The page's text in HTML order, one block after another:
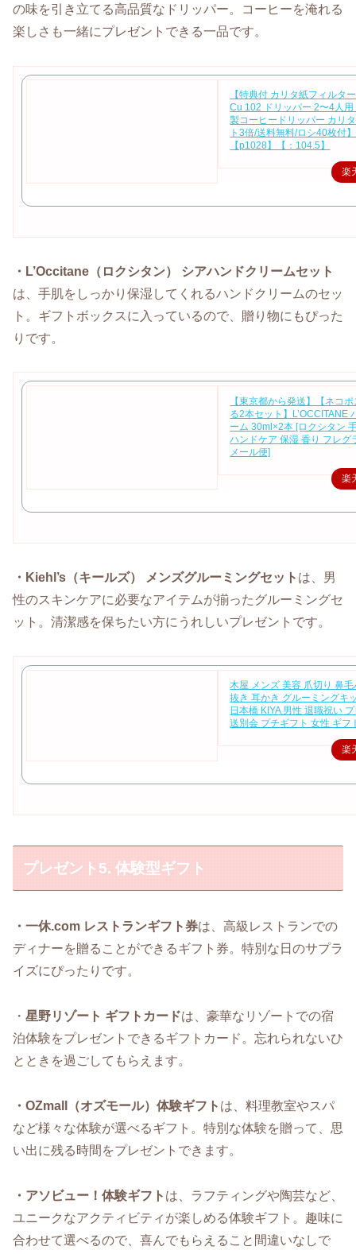
の味を引き立てる高品質なドリッパー。コーヒーを淹れる
楽しさも一緒にプレゼントできる一品です。
【特典付 カリタ紙フィルタ
Cu 102 ドリッパー 2〜4人
製コーヒードリッパー カリ
ト3倍/送料無料/ロシ40枚付】
【p1028】【：104.5】
楽
・L’Occitane（ロクシタン） シアハンドクリームセット
は、手肌をしっかり保湿してくれるハンドクリームのセッ
ト。ギフトボックスに入っているので、贈り物にもぴった
りです。
【東京都から発送】【ネコ
る2本セット】L’OCCITANE
ーム 30ml×2本 [ロクシタン
ハンドケア 保湿 香り フレグ
メール便]
楽
・Kiehl’s（キールズ） メンズグルーミングセット は、男
性のスキンケアに必要なアイテムが揃ったグルーミングセ
ット。清潔感を保ちたい方にうれしいプレゼントです。
木屋 メンズ 美容 爪切り 鼻
抜き 耳かき グルーミングキ
日本橋 KIYA 男性 退職祝い
送別会 プチギフト 女性 ギフ
楽
プレゼント5. 体験型ギフト
・一休.com レストランギフト券は、高級レストランでの
ディナーを贈ることができるギフト券。特別な日のサプラ
イズにぴったりです。
・ 星野リゾート ギフトカードは、豪華なリゾートでの宿
泊体験をプレゼントできるギフトカード。忘れられないひ
とときを過ごしてもらえます。
・OZmall（オズモール）体験ギフト は、料理教室やスパ
など様々な体験が選べるギフト。特別な体験を贈って、思
い出に残る時間をプレゼントできます。
・アソビュー！体験ギフト は、ラフティングや陶芸など、
ユニークなアクティビティが楽しめる体験ギフト。趣味に
合わせて選べるので、喜んでもらえること間違いなしで